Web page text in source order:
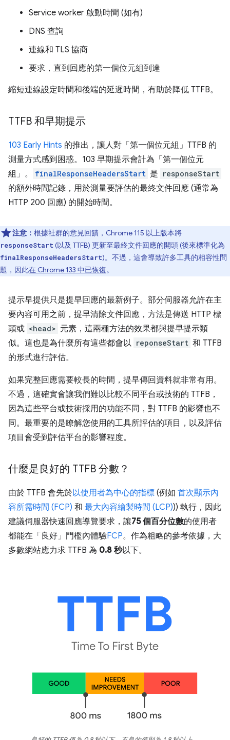
Service worker 啟動時間 (如有)
DNS 查詢
連線和 TLS 協商
要求，直到回應的第一個位元組到達
縮短連線設定時間和後端的延遲時間，有助於降低 TTFB。
TTFB 和早期提示
103 Early Hints 的推出，讓人對「第一個位元組」TTFB 的
測量方式感到困惑。103 早期提示會計為「第一個位元
組」。
finalResponseHeadersStart 是 responseStart
的額外時間記錄，用於測量要評估的最終文件回應 (通常為
HTTP 200 回應) 的開始時間。
注意： 根據社群的意見回饋，Chrome 115 以上版本將
responseStart (以及 TTFB) 更新至最終文件回應的開頭 (後來標準化為
finalResponseHeadersStart)。不過，這會導致許多工具的相容性問
題，因此在 Chrome 133 中已恢復。
提示早提供只是提早回應的最新例子。部分伺服器允許在主
要內容可用之前，提早清除文件回應，方法是傳送 HTTP 標
頭或 <head> 元素，這兩種方法的效果都與提早提示類
似。這也是為什麼所有這些都會以 reponseStart 和 TTFB
的形式進行評估。
如果完整回應需要較長的時間，提早傳回資料就非常有用。
不過，這確實會讓我們難以比較不同平台或技術的 TTFB，
因為這些平台或技術採用的功能不同，對 TTFB 的影響也不
同。最重要的是瞭解您使用的工具所評估的項目，以及評估
項目會受到評估平台的影響程度。
什麼是良好的 TTFB 分數？
由於 TTFB 會先於以使用者為中心的指標 (例如 首次顯示內
容所需時間 (FCP) 和 最大內容繪製時間 (LCP))) 執行，因此
建議伺服器快速回應導覽要求，讓75 個百分位數的使用者
都能在「良好」門檻內體驗FCP。作為粗略的參考依據，大
多數網站應力求 TTFB 為 0.8 秒以下。